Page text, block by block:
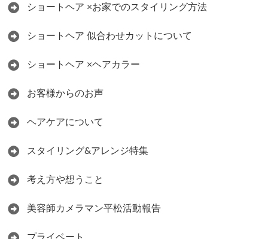
ショートヘア ×お家でのスタイリング方法
ショートヘア 似合わせカットについて
ショートヘア ×ヘアカラー
お客様からのお声
ヘアケアについて
スタイリング&アレンジ特集
考え方や想うこと
美容師カメラマン平松活動報告
プライベート